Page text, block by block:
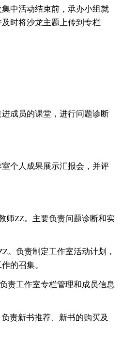
中活动结束前，承办小组就
时将沙龙主题上传到专栏
成员的课堂，进行问题诊断
个人成果展示汇报会，并评
ZZ。主要负责问题诊断和实
负责制定工作室活动计划，
的召集。
工作室专栏管理和成员信息
新书推荐、新书的购买及